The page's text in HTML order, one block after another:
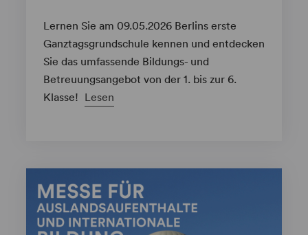
Lernen Sie am 09.05.2026 Berlins erste
Ganztagsgrundschule kennen und entdecken
Sie das umfassende Bildungs- und
Betreuungsangebot von der 1. bis zur 6.
Klasse! Lesen